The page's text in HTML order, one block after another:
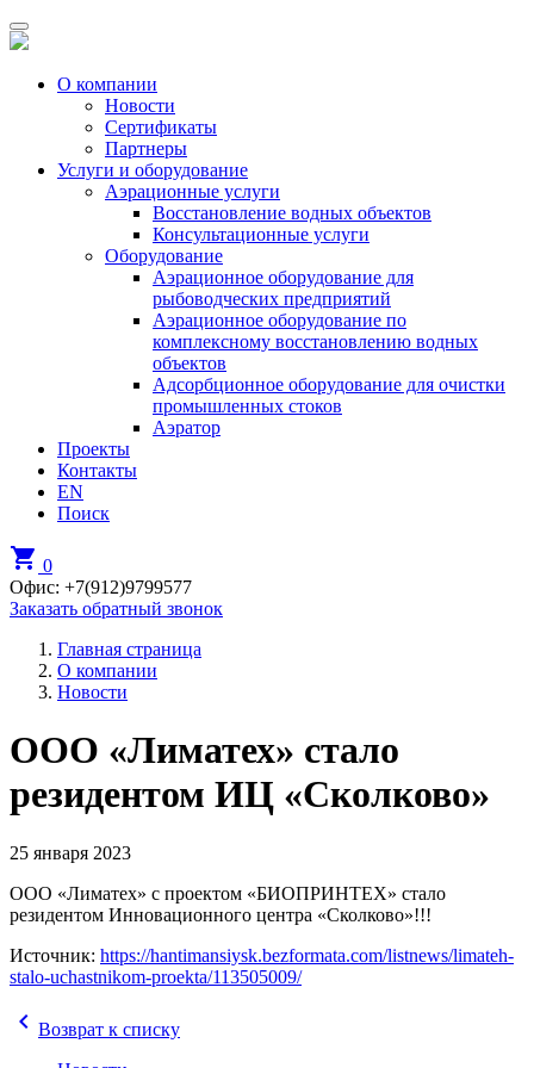
О компании
Новости
Сертификаты
Партнеры
Услуги и оборудование
Аэрационные услуги
Восстановление водных объектов
Консультационные услуги
Оборудование
Аэрационное оборудование для
рыбоводческих предприятий
Аэрационное оборудование по
комплексному восстановлению водных
объектов
Адсорбционное оборудование для очистки
промышленных стоков
Аэратор
Проекты
Контакты
EN
Поиск
shopping_cart 0
Офис: +7(912)9799577
Заказать обратный звонок
Главная страница
О компании
Новости
ООО «Лиматех» стало
резидентом ИЦ «Сколково»
25 января 2023
ООО «Лиматех» с проектом «БИОПРИНТЕХ» стало
резидентом Инновационного центра «Сколково»!!!
Источник: https://hantimansiysk.bezformata.com/listnews/limateh-
stalo-uchastnikom-proekta/113505009/
chevron_left Возврат к списку